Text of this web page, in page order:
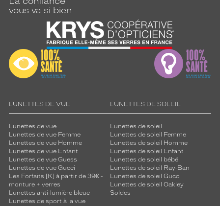
vous va si bien
LUNETTES DE VUE
Lunettes de vue
Lunettes de vue Femme
Lunettes de vue Homme
Lunettes de vue Enfant
Lunettes de vue Guess
Lunettes de vue Gucci
Les Forfaits [K] à partir de 39€ -
monture + verres
Lunettes anti-lumière bleue
Lunettes de sport à la vue
LUNETTES DE SOLEIL
Lunettes de soleil
Lunettes de soleil Femme
Lunettes de soleil Homme
Lunettes de soleil Enfant
Lunettes de soleil bébé
Lunettes de soleil Ray-Ban
Lunettes de soleil Gucci
Lunettes de soleil Oakley
Soldes